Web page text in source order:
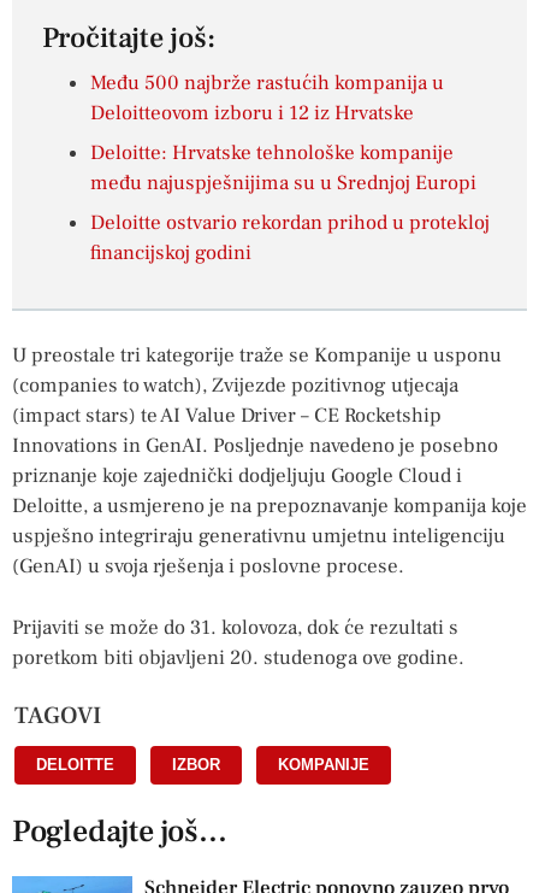
Pročitajte još:
Među 500 najbrže rastućih kompanija u
Deloitteovom izboru i 12 iz Hrvatske
Deloitte: Hrvatske tehnološke kompanije
među najuspješnijima su u Srednjoj Europi
Deloitte ostvario rekordan prihod u protekloj
financijskoj godini
U preostale tri kategorije traže se Kompanije u usponu
(companies to watch), Zvijezde pozitivnog utjecaja
(impact stars) te AI Value Driver – CE Rocketship
Innovations in GenAI. Posljednje navedeno je posebno
priznanje koje zajednički dodjeljuju Google Cloud i
Deloitte, a usmjereno je na prepoznavanje kompanija koje
uspješno integriraju generativnu umjetnu inteligenciju
(GenAI) u svoja rješenja i poslovne procese.
Prijaviti se može do 31. kolovoza, dok će rezultati s
poretkom biti objavljeni 20. studenoga ove godine.
TAGOVI
DELOITTE IZBOR KOMPANIJE
Pogledajte još...